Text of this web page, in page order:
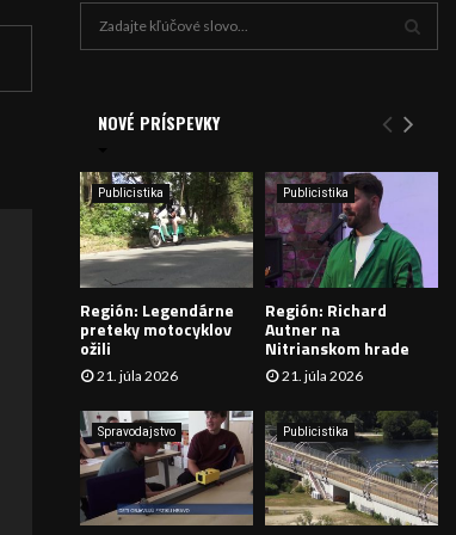
e
:
Y
H
A
Á
V
A
N
NOVÉ PRÍSPEVKY
Publicistika
Región: Legendárne
preteky motocyklov
ožili
21. júla 2026
Publicistika
Región: Richard
Autner na
Nitrianskom hrade
21. júla 2026
Spravodajstvo Publicistika